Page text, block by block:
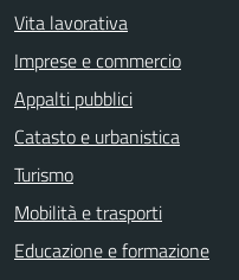
Vita lavorativa
Imprese e commercio
Appalti pubblici
Catasto e urbanistica
Turismo
Mobilità e trasporti
Educazione e formazione